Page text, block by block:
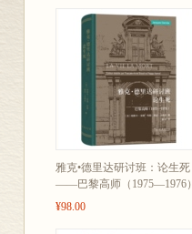
雅克•德里达研讨班：论生死
——巴黎高师（1975—1976）
¥98.00